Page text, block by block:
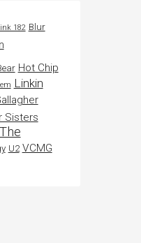
182 Blur
Hot Chip
Linkin
Sisters
The
U2 VCMG